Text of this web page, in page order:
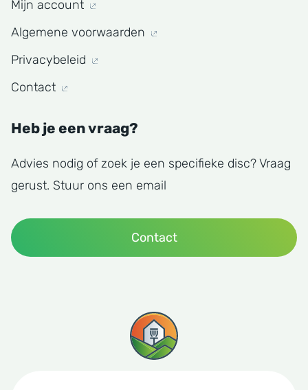
Mijn account
Algemene voorwaarden
Privacybeleid
Contact
Heb je een vraag?
Advies nodig of zoek je een specifieke disc? Vraag
gerust. Stuur ons een email
Contact